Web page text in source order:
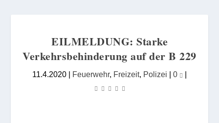
EILMELDUNG: Starke
Verkehrsbehinderung auf der B 229
11.4.2020 | Feuerwehr, Freizeit, Polizei | 0 |